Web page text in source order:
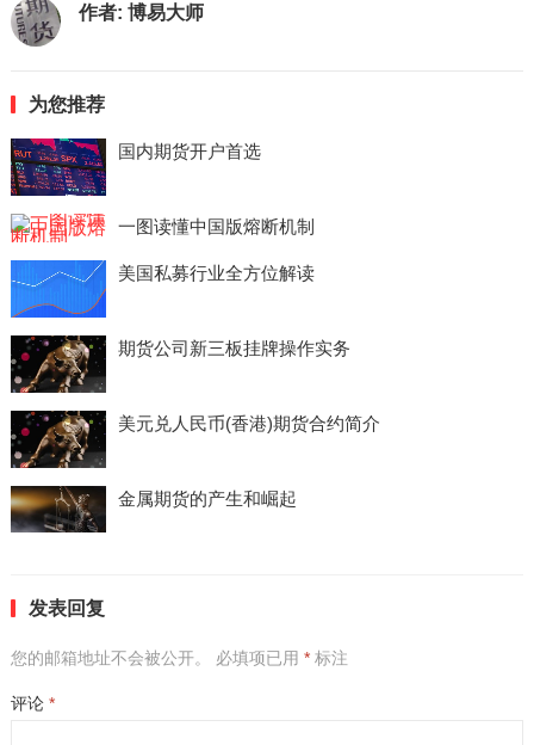
作者: 博易大师
为您推荐
国内期货开户首选
一图读懂中国版熔断机制
美国私募行业全方位解读
期货公司新三板挂牌操作实务
美元兑人民币(香港)期货合约简介
金属期货的产生和崛起
发表回复
您的邮箱地址不会被公开。 必填项已用 *标注
评论 *